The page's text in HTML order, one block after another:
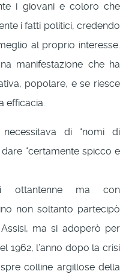
i giovani e coloro che
i fatti politici, credendo
al proprio interesse.
manifestazione che ha
popolare, e se riesce
efficacia.
di “nomi di
“certamente spicco e
ottantenne ma con
non soltanto partecipò
ma si adoperò per
1962, l’anno dopo la crisi
colline argillose della